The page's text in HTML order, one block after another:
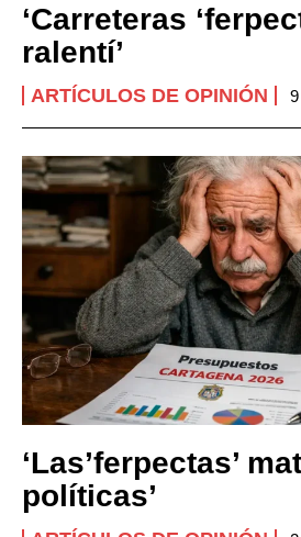
‘Carreteras
ralentí’
ARTÍCULOS DE OPINIÓN
‘Las’ferpectas’
políticas’